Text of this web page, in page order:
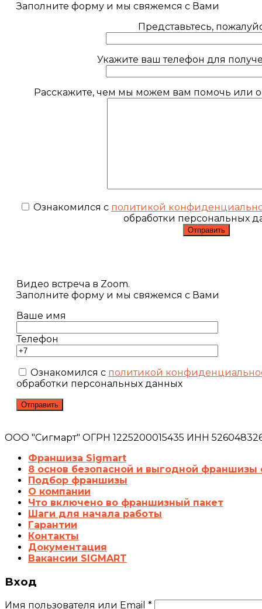
Заполните форму и мы свяжемся с Вами
Представьтесь,
Укажите ваш телефон для
Расскажите, чем мы можем вам помочь или
Ознакомился с политикой
обработки персональных
Видео встреча в Zoom.
Заполните форму и мы свяжемся с Вами
Ваше имя
Телефон
Ознакомился с политикой
обработки персональных данных
ООО "Сигмарт" ОГРН 1225200015435 ИНН
Франшиза Sigmart
8 основ безопасной и выгодной франшизы
Подбор франшизы
О компании
Что включено во франшизный пакет
Шаги для начала работы
Гарантии
Контакты
Документация
Вакансии SIGMART
Вход
Имя пользователя или Email *